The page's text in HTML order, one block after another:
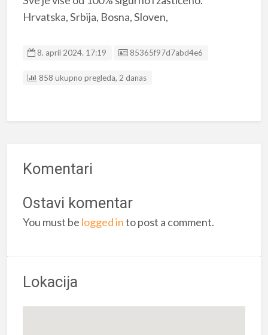
Hrvatska, Srbija, Bosna, Sloven,
8. april 2024. 17:19 Listing ID
85365f97d7abd4e6
858 ukupno pregleda, 2 danas
Komentari
Ostavi komentar
You must be logged into post a comment.
Lokacija